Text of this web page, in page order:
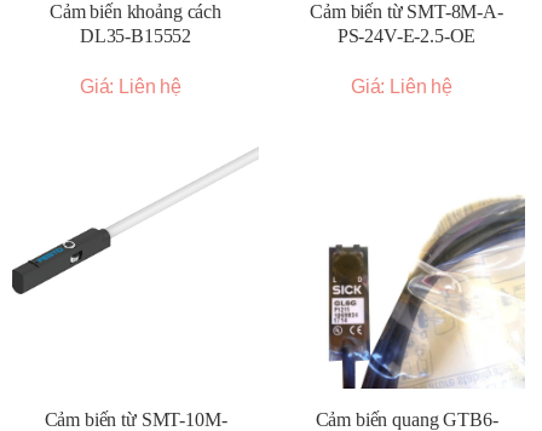
Cảm biến khoảng cách
DL35-B15552
Giá: Liên hệ
Cảm biến từ SMT-8M-A-
PS-24V-E-2.5-OE
Giá: Liên hệ
Cảm biến từ SMT-10M-
Cảm biến quang GTB6-